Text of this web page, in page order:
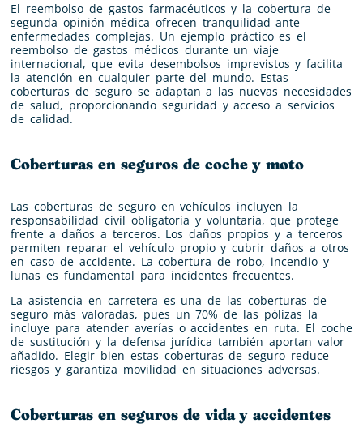
El reembolso de gastos farmacéuticos y la cobertura de
segunda opinión médica ofrecen tranquilidad ante
enfermedades complejas. Un ejemplo práctico es el
reembolso de gastos médicos durante un viaje
internacional, que evita desembolsos imprevistos y facilita
la atención en cualquier parte del mundo. Estas
coberturas de seguro se adaptan a las nuevas necesidades
de salud, proporcionando seguridad y acceso a servicios
de calidad.
Coberturas en seguros de coche y moto
Las coberturas de seguro en vehículos incluyen la
responsabilidad civil obligatoria y voluntaria, que protege
frente a daños a terceros. Los daños propios y a terceros
permiten reparar el vehículo propio y cubrir daños a otros
en caso de accidente. La cobertura de robo, incendio y
lunas es fundamental para incidentes frecuentes.
La asistencia en carretera es una de las coberturas de
seguro más valoradas, pues un 70% de las pólizas la
incluye para atender averías o accidentes en ruta. El coche
de sustitución y la defensa jurídica también aportan valor
añadido. Elegir bien estas coberturas de seguro reduce
riesgos y garantiza movilidad en situaciones adversas.
Coberturas en seguros de vida y accidentes